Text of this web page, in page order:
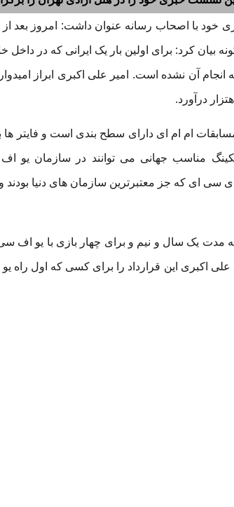
با اصحاب رسانه عنوان داشت: امروز بعد از
کرد: برای اولین بار یک ایرانی که در داخل
آن نشده است. امیر علی اکبری ابراز
درآورد.
ام ام ای دارای سطح بندی است و فایتر ها
مناسب جهانی می توانند در سازمان یو
سی ای که جز معتبرترین سازمان های دنیا بودند
به مدت یک سال و نیم و برای چهار بازی با یو
اکبری این قرارداد را برای کسی که اول راه